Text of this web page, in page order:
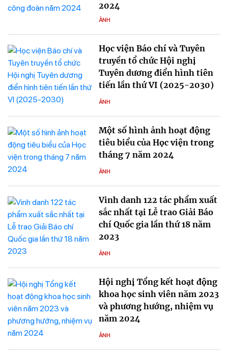
2024
ẢNH
Học viện Báo chí và Tuyên
truyền tổ chức Hội nghị
Tuyên dương điển hình tiên
tiến lần thứ VI (2025-2030)
ẢNH
Một số hình ảnh hoạt động
tiêu biểu của Học viện trong
tháng 7 năm 2024
ẢNH
Vinh danh 122 tác phẩm xuất
sắc nhất tại Lễ trao Giải Báo
chí Quốc gia lần thứ 18 năm
2023
ẢNH
Hội nghị Tổng kết hoạt động
khoa học sinh viên năm 2023
và phương hướng, nhiệm vụ
năm 2024
ẢNH